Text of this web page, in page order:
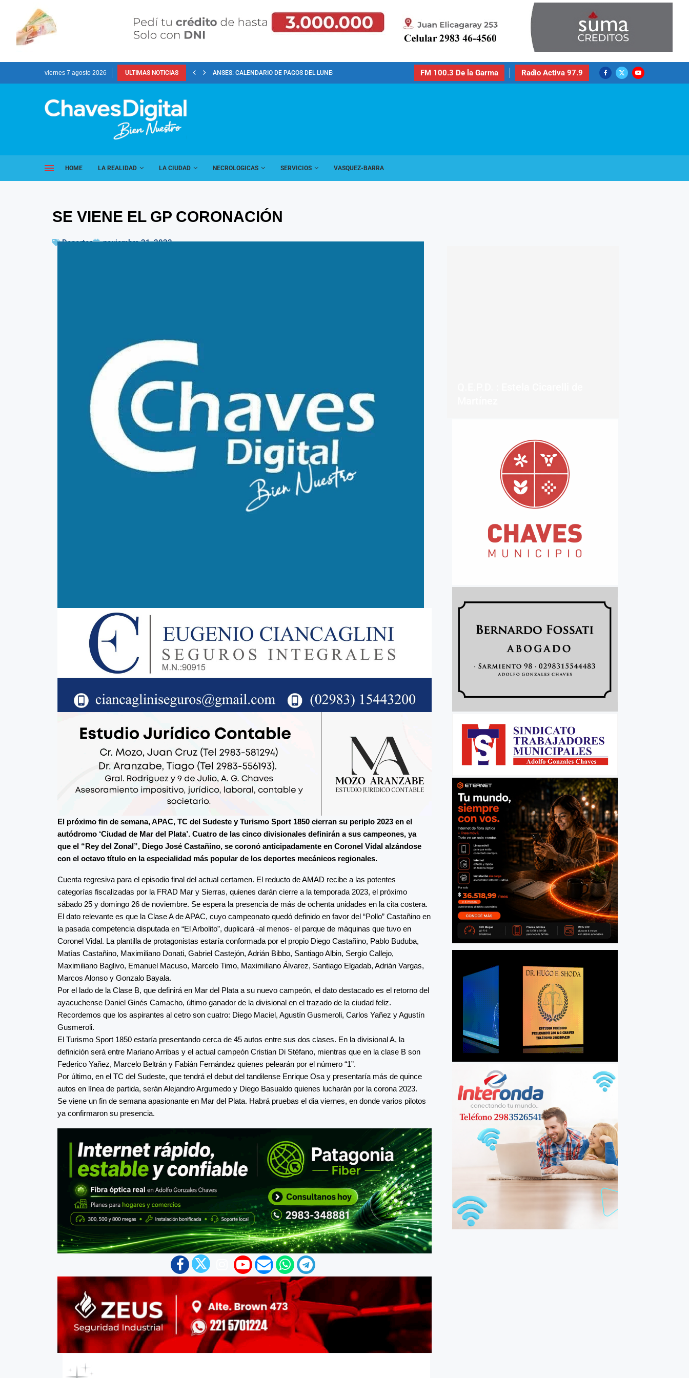
viernes 7 agosto 2026 ULTIMAS NOTICIAS ANSES: CALENDARIO DE PAGOS DEL LUNES 10 DE... FM 100.3 De la Garma Radio Activa 97.9
HOME LA REALIDAD LA CIUDAD NECROLOGICAS SERVICIOS VASQUEZ-BARRA
SE VIENE EL GP CORONACIÓN
Deportes noviembre 21, 2023
El próximo fin de semana, APAC, TC del Sudeste y Turismo Sport 1850 cierran su periplo 2023 en el
autódromo ‘Ciudad de Mar del Plata’. Cuatro de las cinco divisionales definirán a sus campeones, ya
que el “Rey del Zonal”, Diego José Castañino, se coronó anticipadamente en Coronel Vidal alzándose
con el octavo título en la especialidad más popular de los deportes mecánicos regionales.
Cuenta regresiva para el episodio final del actual certamen. El reducto de AMAD recibe a las potentes
categorías fiscalizadas por la FRAD Mar y Sierras, quienes darán cierre a la temporada 2023, el próximo
sábado 25 y domingo 26 de noviembre. Se espera la presencia de más de ochenta unidades en la cita costera.
El dato relevante es que la Clase A de APAC, cuyo campeonato quedó definido en favor del “Pollo” Castañino en
la pasada competencia disputada en “El Arbolito”, duplicará -al menos- el parque de máquinas que tuvo en
Coronel Vidal. La plantilla de protagonistas estaría conformada por el propio Diego Castañino, Pablo Buduba,
Matías Castañino, Maximiliano Donati, Gabriel Castejón, Adrián Bibbo, Santiago Albin, Sergio Callejo,
Maximiliano Baglivo, Emanuel Macuso, Marcelo Timo, Maximiliano Álvarez, Santiago Elgadab, Adrián Vargas,
Marcos Alonso y Gonzalo Bayala.
Por el lado de la Clase B, que definirá en Mar del Plata a su nuevo campeón, el dato destacado es el retorno del
ayacuchense Daniel Ginés Camacho, último ganador de la divisional en el trazado de la ciudad feliz.
Recordemos que los aspirantes al cetro son cuatro: Diego Maciel, Agustín Gusmeroli, Carlos Yañez y Agustín
Gusmeroli.
El Turismo Sport 1850 estaría presentando cerca de 45 autos entre sus dos clases. En la divisional A, la
definición será entre Mariano Arribas y el actual campeón Cristian Di Stéfano, mientras que en la clase B son
Federico Yañez, Marcelo Beltrán y Fabián Fernández quienes pelearán por el número “1”.
Por último, en el TC del Sudeste, que tendrá el debut del tandilense Enrique Osa y presentaría más de quince
autos en línea de partida, serán Alejandro Argumedo y Diego Basualdo quienes lucharán por la corona 2023.
Se viene un fin de semana apasionante en Mar del Plata. Habrá pruebas el dia viernes, en donde varios pilotos
ya confirmaron su presencia.